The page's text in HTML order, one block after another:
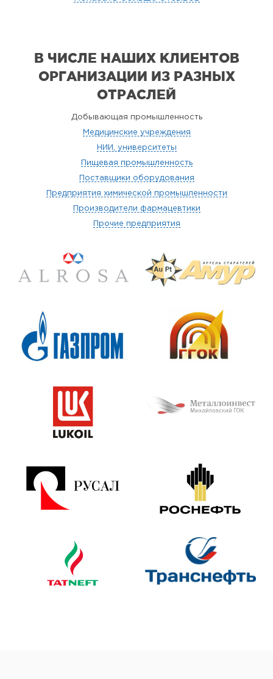
В ЧИСЛЕ НАШИХ КЛИЕНТОВ
ОРГАНИЗАЦИИ ИЗ РАЗНЫХ
ОТРАСЛЕЙ
Добывающая промышленность
Медицинские учреждения
НИИ, университеты
Пищевая промышленность
Поставщики оборудования
Предприятия химической промышленности
Производители фармацевтики
Прочие предприятия